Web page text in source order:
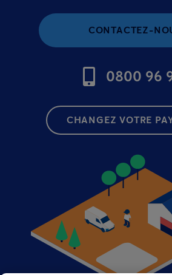
CONTACTEZ-
0800 96
CHANGEZ VOTRE